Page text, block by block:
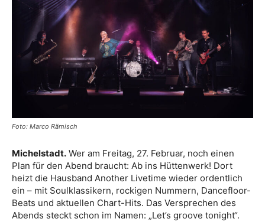
Foto: Marco Rämisch
Michelstadt. Wer am Freitag, 27. Februar, noch einen
Plan für den Abend braucht: Ab ins Hüttenwerk! Dort
heizt die Hausband Another Livetime wieder ordentlich
ein – mit Soulklassikern, rockigen Nummern, Dancefloor-
Beats und aktuellen Chart-Hits. Das Versprechen des
Abends steckt schon im Namen: „Let’s groove tonight“.